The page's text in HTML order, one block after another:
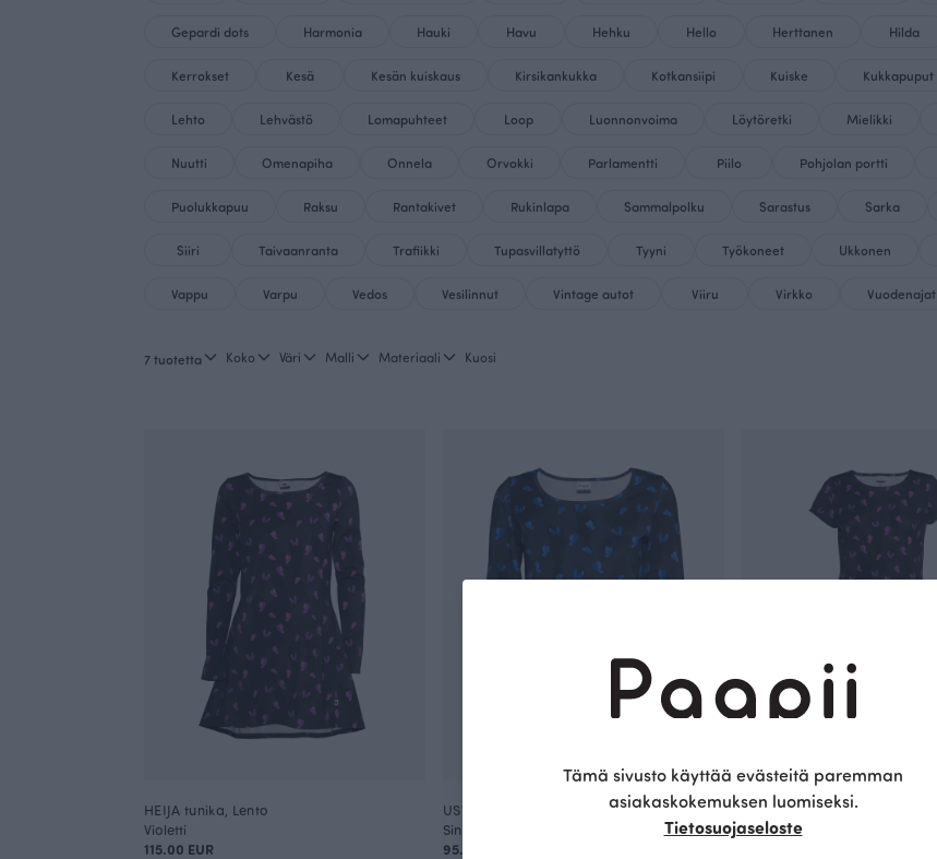
Gepardi dots Harmonia Hauki Havu Hehku Hello Herttanen Hilda
Kerrokset Kesä Kesän kuiskaus Kirsikankukka Kotkansiipi Kuiske Kukkapuput
Lehto Lehvästö Lomapuhteet Loop Luonnonvoima Löytöretki Mielikki
Nuutti Omenapiha Onnela Orvokki Parlamentti Piilo Pohjolan portti
Puolukkapuu Raksu Rantakivet Rukinlapa Sammalpolku Sarastus Sarka
Siiri Taivaanranta Trafiikki Tupasvillatyttö Tyyni Työkoneet Ukkonen
Vappu Varpu Vedos Vesilinnut Vintage autot Viiru Virkko Vuodenajat
7 tuotetta Koko Väri Malli Materiaali Kuosi
HEIJA tunika, Lento
Violetti
115.00 EUR
USVA paita, Lento
Sininen
95.00 EUR
SOINTU mekko, Lento
Violetti
Tämä sivusto käyttää evästeitä paremman
asiakaskokemuksen luomiseksi.
Tietosuojaseloste